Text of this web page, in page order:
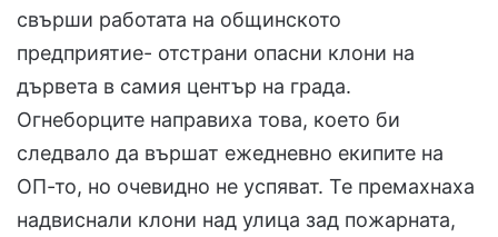
свърши работата на общинското
предприятие- отстрани опасни клони на
дървета в самия център на града.
Огнеборците направиха това, което би
следвало да вършат ежедневно екипите на
ОП-то, но очевидно не успяват. Те премахнаха
надвиснали клони над улица зад пожарната,